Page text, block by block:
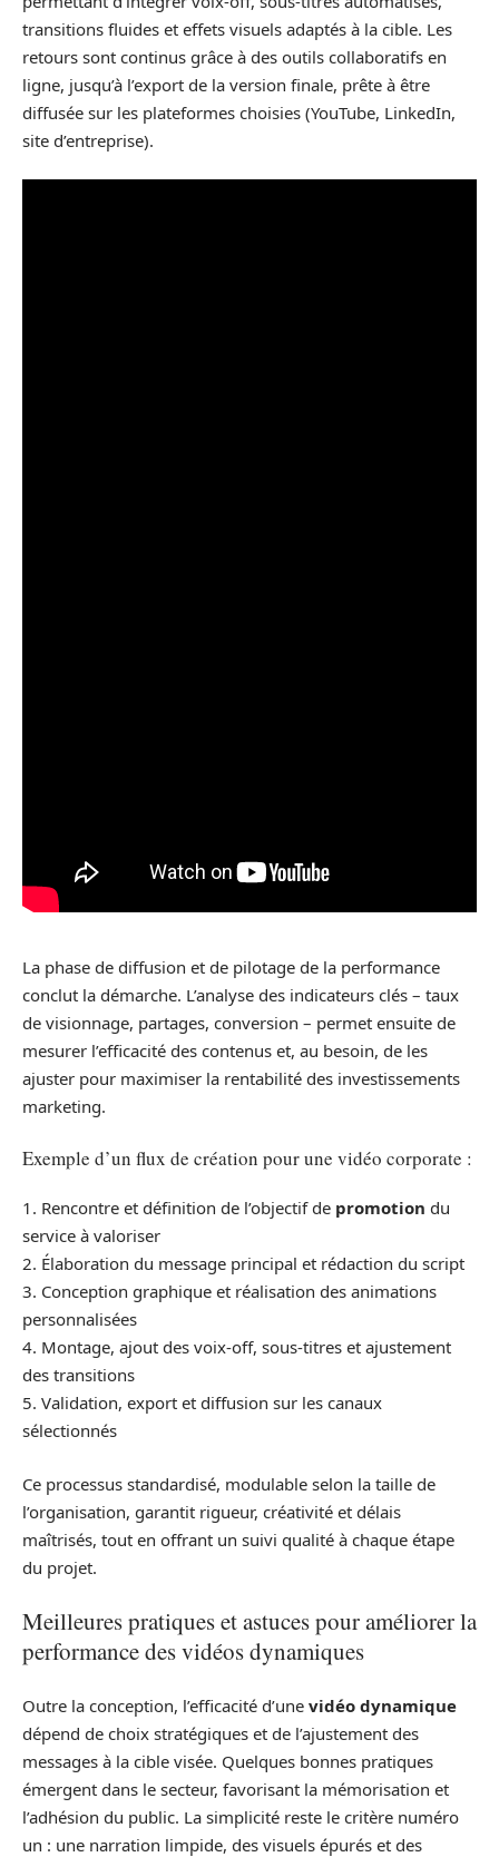
transitions fluides et effets visuels adaptés à la cible. Les
retours sont continus grâce à des outils collaboratifs en
ligne, jusqu’à l’export de la version finale, prête à être
diffusée sur les plateformes choisies (YouTube, LinkedIn,
site d’entreprise).
La phase de diffusion et de pilotage de la performance
conclut la démarche. L’analyse des indicateurs clés – taux
de visionnage, partages, conversion – permet ensuite de
mesurer l’efficacité des contenus et, au besoin, de les
ajuster pour maximiser la rentabilité des investissements
marketing.
Exemple d’un flux de création pour une vidéo corporate :
1. Rencontre et définition de l’objectif de promotion du
service à valoriser
2. Élaboration du message principal et rédaction du script
3. Conception graphique et réalisation des animations
personnalisées
4. Montage, ajout des voix-off, sous-titres et ajustement
des transitions
5. Validation, export et diffusion sur les canaux
sélectionnés
Ce processus standardisé, modulable selon la taille de
l’organisation, garantit rigueur, créativité et délais
maîtrisés, tout en offrant un suivi qualité à chaque étape
du projet.
Meilleures pratiques et astuces pour améliorer la
performance des vidéos dynamiques
Outre la conception, l’efficacité d’une vidéo dynamique
dépend de choix stratégiques et de l’ajustement des
messages à la cible visée. Quelques bonnes pratiques
émergent dans le secteur, favorisant la mémorisation et
l’adhésion du public. La simplicité reste le critère numéro
un : une narration limpide, des visuels épurés et des